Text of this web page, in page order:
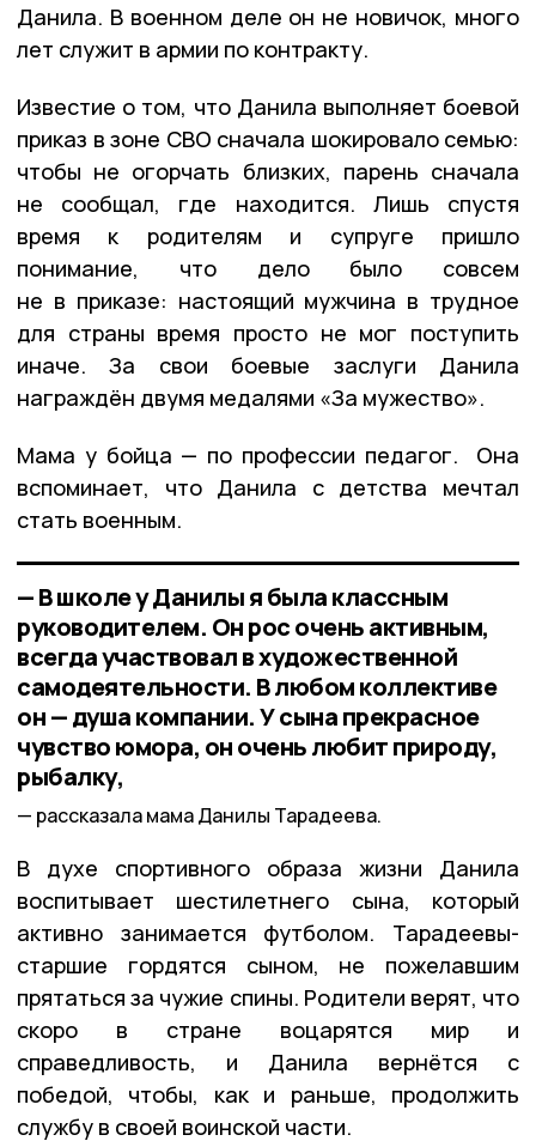
Данила. В военном деле он не новичок, много
лет служит в армии по контракту.
Известие о том, что Данила выполняет боевой
приказ в зоне СВО сначала шокировало семью:
чтобы не огорчать близких, парень сначала
не сообщал, где находится. Лишь спустя
время к родителям и супруге пришло
понимание, что дело было совсем
не в приказе: настоящий мужчина в трудное
для страны время просто не мог поступить
иначе. За свои боевые заслуги Данила
награждён двумя медалями «За мужество».
Мама у бойца — по профессии педагог. Она
вспоминает, что Данила с детства мечтал
стать военным.
— В школе у Данилы я была классным
руководителем. Он рос очень активным,
всегда участвовал в художественной
самодеятельности. В любом коллективе
он — душа компании. У сына прекрасное
чувство юмора, он очень любит природу,
рыбалку,
рассказала мама Данилы Тарадеева.
В духе спортивного образа жизни Данила
воспитывает шестилетнего сына, который
активно занимается футболом. Тарадеевы-
старшие гордятся сыном, не пожелавшим
прятаться за чужие спины. Родители верят, что
скоро в стране воцарятся мир и
справедливость, и Данила вернётся с
победой, чтобы, как и раньше, продолжить
службу в своей воинской части.